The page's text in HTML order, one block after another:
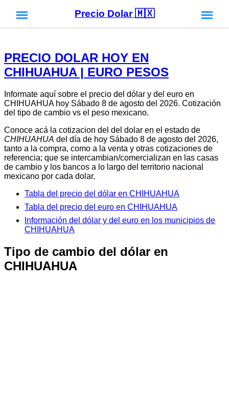
Precio Dolar 🇲🇽
PRECIO DOLAR HOY EN
CHIHUAHUA | EURO PESOS
Informate aquí sobre el precio del dólar y del euro en
CHIHUAHUA hoy Sábado 8 de agosto del 2026. Cotización
del tipo de cambio vs el peso mexicano.
Conoce acá la cotizacion del del dolar en el estado de
CHIHUAHUA del día de hoy Sábado 8 de agosto del 2026,
tanto a la compra, como a la venta y otras cotizaciones de
referencia; que se intercambian/comercializan en las casas
de cambio y los bancos a lo largo del territorio nacional
mexicano por cada dolar.
Tabla del precio del dólar en CHIHUAHUA
Tabla del precio del euro en CHIHUAHUA
Información del dólar y del euro en los municipios de
CHIHUAHUA
Tipo de cambio del dólar en
CHIHUAHUA